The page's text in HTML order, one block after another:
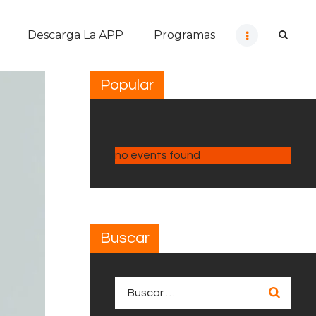
Descarga La APP Programas
Popular
no events found
Buscar